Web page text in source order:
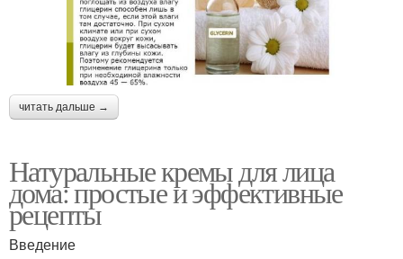
читать дальше →
Натуральные кремы для лица
дома: простые и эффективные
рецепты
Введение